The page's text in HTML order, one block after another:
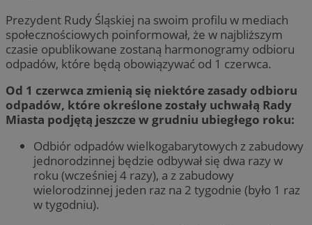
Prezydent Rudy Śląskiej na swoim profilu w mediach
społecznościowych poinformował, że w najbliższym
czasie opublikowane zostaną harmonogramy odbioru
odpadów, które będą obowiązywać od 1 czerwca.
Od 1 czerwca zmienią się niektóre zasady odbioru
odpadów, które określone zostały uchwałą Rady
Miasta podjętą jeszcze w grudniu ubiegłego roku:
Odbiór odpadów wielkogabarytowych z zabudowy
jednorodzinnej będzie odbywał się dwa razy w
roku (wcześniej 4 razy), a z zabudowy
wielorodzinnej jeden raz na 2 tygodnie (było 1 raz
w tygodniu).